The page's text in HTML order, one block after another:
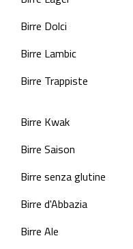
Birre Dolci
Birre Lambic
Birre Trappiste
Birre Kwak
Birre Saison
Birre senza glutine
Birre d'Abbazia
Birre Ale